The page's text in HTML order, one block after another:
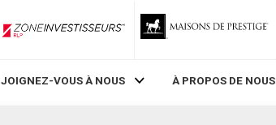
ZoneInvestisseurs RLP
JOIGNEZ-VOUS À NOUS À PROPOS DE NOUS